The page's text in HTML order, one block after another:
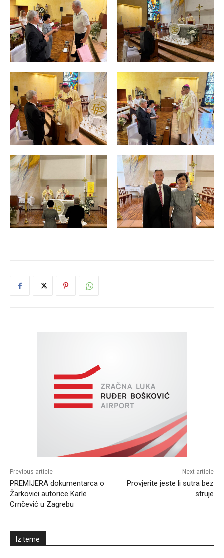
Previous article
PREMIJERA dokumentarca o
Žarkovici autorice Karle
Crnčević u Zagrebu
Next article
Provjerite jeste li sutra bez
struje
Iz teme